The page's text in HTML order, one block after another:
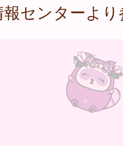
報センターよ